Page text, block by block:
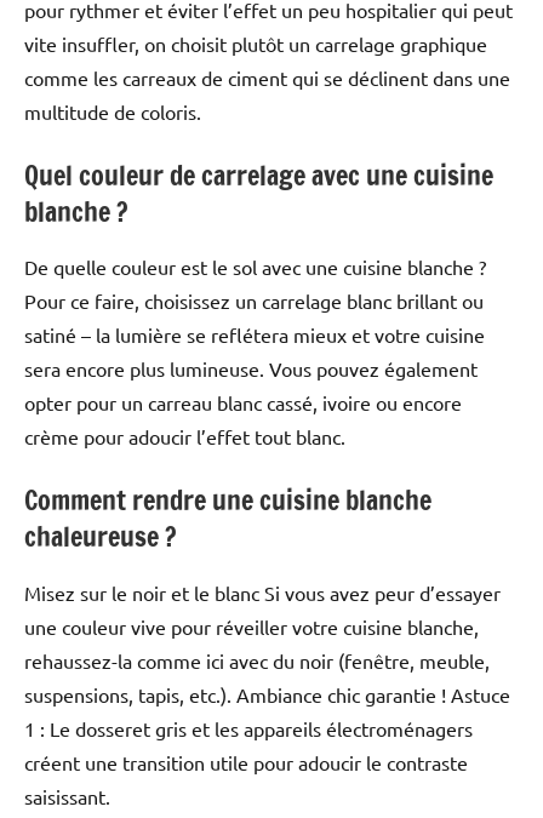
pour rythmer et éviter l’effet un peu hospitalier qui peut
vite insuffler, on choisit plutôt un carrelage graphique
comme les carreaux de ciment qui se déclinent dans une
multitude de coloris.
Quel couleur de carrelage avec une cuisine
blanche ?
De quelle couleur est le sol avec une cuisine blanche ?
Pour ce faire, choisissez un carrelage blanc brillant ou
satiné – la lumière se reflétera mieux et votre cuisine
sera encore plus lumineuse. Vous pouvez également
opter pour un carreau blanc cassé, ivoire ou encore
crème pour adoucir l’effet tout blanc.
Comment rendre une cuisine blanche
chaleureuse ?
Misez sur le noir et le blanc Si vous avez peur d’essayer
une couleur vive pour réveiller votre cuisine blanche,
rehaussez-la comme ici avec du noir (fenêtre, meuble,
suspensions, tapis, etc.). Ambiance chic garantie ! Astuce
1 : Le dosseret gris et les appareils électroménagers
créent une transition utile pour adoucir le contraste
saisissant.